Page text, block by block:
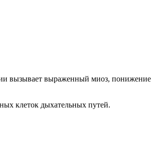
вызывает выраженный миоз, понижение
клеток дыхательных путей.